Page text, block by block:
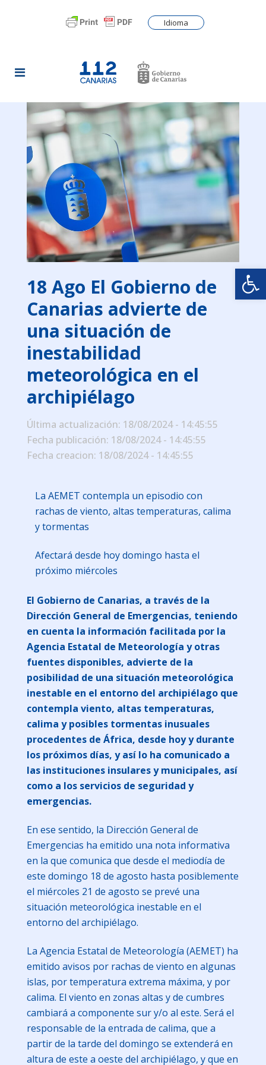
Idioma
18 Ago El Gobierno de
Canarias advierte de
una situación de
inestabilidad
meteorológica en el
archipiélago
Última actualización: 18/08/2024 - 14:45:55
Fecha publicación: 18/08/2024 - 14:45:55
Fecha creacion: 18/08/2024 - 14:45:55
La AEMET contempla un episodio con
rachas de viento, altas temperaturas, calima
y tormentas
Afectará desde hoy domingo hasta el
próximo miércoles
El Gobierno de Canarias, a través de la
Dirección General de Emergencias, teniendo
en cuenta la información facilitada por la
Agencia Estatal de Meteorología y otras
fuentes disponibles, advierte de la
posibilidad de una situación meteorológica
inestable en el entorno del archipiélago que
contempla viento, altas temperaturas,
calima y posibles tormentas inusuales
procedentes de África, desde hoy y durante
los próximos días, y así lo ha comunicado a
las instituciones insulares y municipales, así
como a los servicios de seguridad y
emergencias.
En ese sentido, la Dirección General de
Emergencias ha emitido una nota informativa
en la que comunica que desde el mediodía de
este domingo 18 de agosto hasta posiblemente
el miércoles 21 de agosto se prevé una
situación meteorológica inestable en el
entorno del archipiélago.
La Agencia Estatal de Meteorología (AEMET) ha
emitido avisos por rachas de viento en algunas
islas, por temperatura extrema máxima, y por
calima. El viento en zonas altas y de cumbres
cambiará a componente sur y/o al este. Será el
responsable de la entrada de calima, que a
partir de la tarde del domingo se extenderá en
altura de este a oeste del archipiélago, y que en